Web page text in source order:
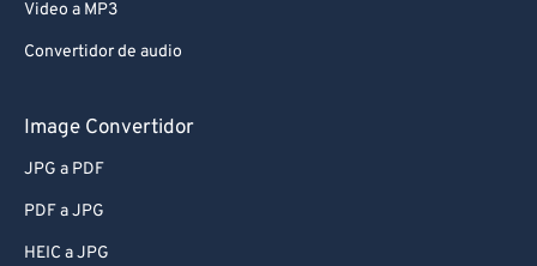
Video a MP3
Convertidor de audio
Image Convertidor
JPG a PDF
PDF a JPG
HEIC a JPG